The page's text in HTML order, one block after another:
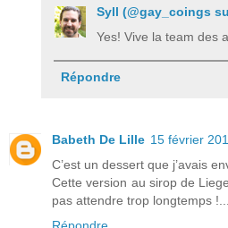
Syll (@gay_coings
Yes! Vive la team des
Répondre
Babeth De Lille 15 février
C’est un dessert que j’avais
Cette version au sirop de
pas attendre trop longtemps !...